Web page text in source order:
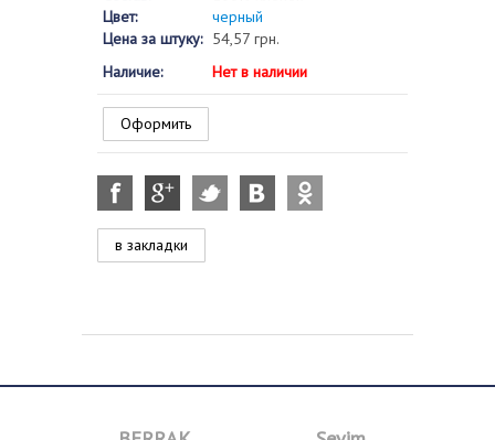
Цвет:
черный
Цена за штуку: 54,57 грн.
Наличие:
Нет в наличии
Оформить
в закладки